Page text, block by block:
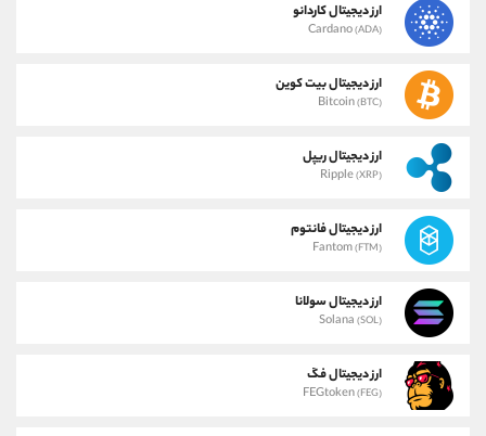
ارز دیجیتال کاردانو
Cardano(ADA)
ارز دیجیتال بیت کوین
Bitcoin(BTC)
ارز دیجیتال ریپل
Ripple(XRP)
ارز دیجیتال فانتوم
Fantom(FTM)
ارز دیجیتال سولانا
Solana (SOL)
ارز دیجیتال فگ
FEGtoken(FEG)